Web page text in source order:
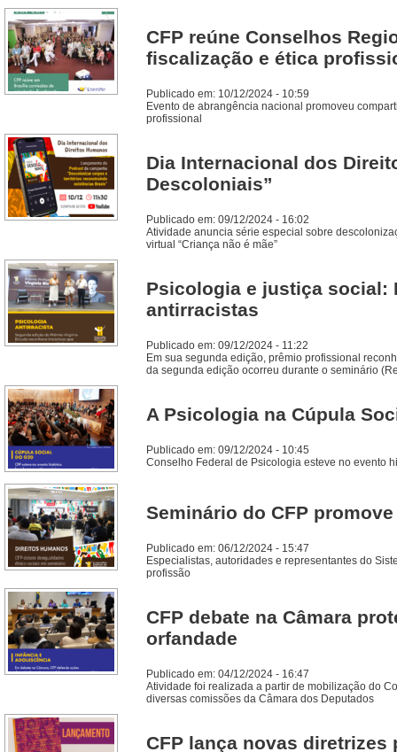
CFP reúne Conselhos
fiscalização e ética
Publicado em: 10/12/2024 - 10:59
Evento de abrangência nacional promoveu
profissional
Dia Internacional dos
Descoloniais”
Publicado em: 09/12/2024 - 16:02
Atividade anuncia série especial sobre
virtual “Criança não é mãe”
Psicologia e justiça social:
antirracistas
Publicado em: 09/12/2024 - 11:22
Em sua segunda edição, prêmio profissional
da segunda edição ocorreu durante o seminário
A Psicologia na Cúpula
Publicado em: 09/12/2024 - 10:45
Conselho Federal de Psicologia esteve no evento
Seminário do CFP
Publicado em: 06/12/2024 - 15:47
Especialistas, autoridades e representantes do
profissão
CFP debate na Câmara
orfandade
Publicado em: 04/12/2024 - 16:47
Atividade foi realizada a partir de mobilização do
diversas comissões da Câmara dos Deputados
CFP lança novas